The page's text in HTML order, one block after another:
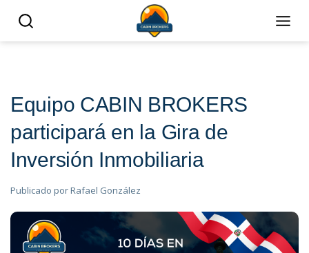
Equipo CABIN BROKERS
participará en la Gira de
Inversión Inmobiliaria
Publicado porRafael González